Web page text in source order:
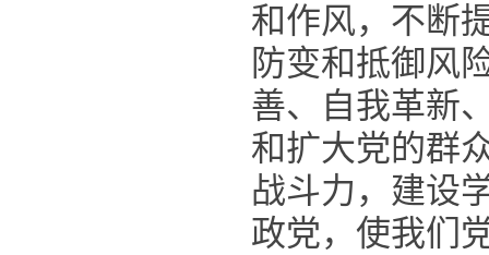
和作风，不断
防变和抵御风
善、自我革新
和扩大党的群
战斗力，建设
政党，使我们